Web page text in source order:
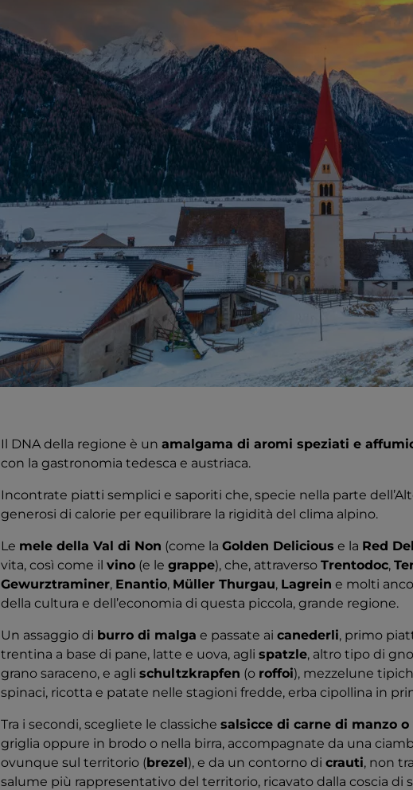
Il DNA della regione è un amalgama di aromi speziati e
con la gastronomia tedesca e austriaca.
Incontrate piatti semplici e saporiti che, specie nella parte
generosi di calorie per equilibrare la rigidità del clima alpino.
Le mele della Val di Non (come la Golden Delicious e la Red
vita, così come il vino (e le grappe), che, attraverso Trentodoc,
Gewurztraminer, Enantio, Müller Thurgau, Lagrein e molti
della cultura e dell’economia di questa piccola, grande regione.
Un assaggio di burro di malga e passate ai canederli, primo
trentina a base di pane, latte e uova, agli spatzle, altro tipo di
grano saraceno, e agli schultzkrapfen (o roffoi), mezzelune
spinaci, ricotta e patate nelle stagioni fredde, erba cipollina in
Tra i secondi, scegliete le classiche salsicce di carne di manzo
griglia oppure in brodo o nella birra, accompagnate da una
ovunque sul territorio (brezel), e da un contorno di crauti, non
salume più rappresentativo del territorio, ricavato dalla coscia di